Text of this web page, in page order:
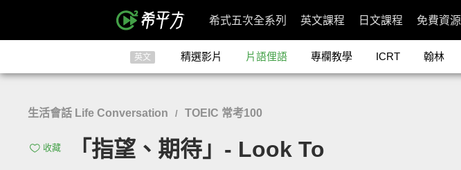
希式五次全系列 英文課程 日文課程 免費資源
英文 精選影片 片語俚語 專欄教學 ICRT 翰林
生活會話 Life Conversation / TOEIC 常考100
收藏 「指望、期待」- Look To